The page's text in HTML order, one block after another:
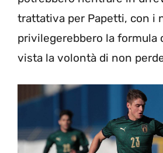
trattativa per Papetti, con i
privilegerebbero la formula
vista la volontà di non